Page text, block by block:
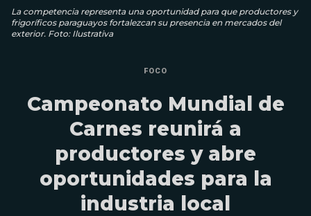
La competencia representa una oportunidad para que productores y
frigoríficos paraguayos fortalezcan su presencia en mercados del
exterior. Foto: Ilustrativa
FOCO
Campeonato Mundial de
Carnes reunirá a
productores y abre
oportunidades para la
industria local